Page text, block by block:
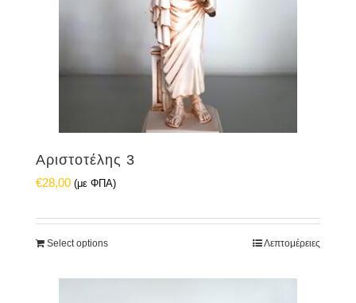
Αριστοτέλης 3
€28,00 (με ΦΠΑ)
Select options Λεπτομέρειες